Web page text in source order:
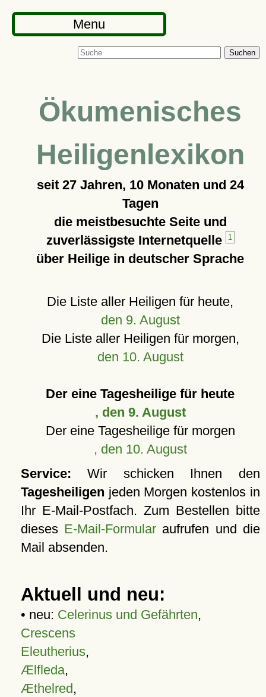
Menu
Suchen
Ökumenisches
Heiligenlexikon
seit 27 Jahren, 10 Monaten und 24
Tagen
die meistbesuchte Seite und
zuverlässigste Internetquelle
1
über Heilige in deutscher Sprache
Die Liste aller Heiligen für heute,
den 9. August
Die Liste aller Heiligen für morgen,
den 10. August
Der eine Tagesheilige für heute
, den 9. August
Der eine Tagesheilige für morgen
, den 10. August
Service: Wir schicken Ihnen den
Tagesheiligen jeden Morgen kostenlos in
Ihr E-Mail-Postfach. Zum Bestellen bitte
dieses E-Mail-Formular aufrufen und die
Mail absenden.
Aktuell und neu:
• neu: Celerinus und Gefährten,
Crescens
Eleutherius,
Ælfleda,
Æthelred,